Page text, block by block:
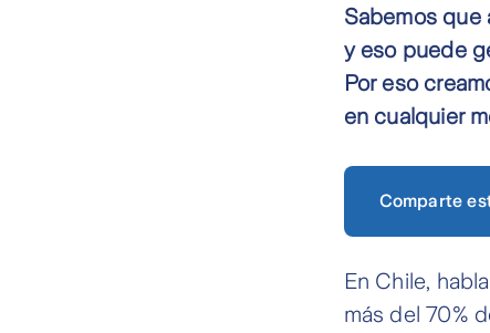
Sabemos que
y eso puede
Por eso
en cualquier
Comparte
En Chile,
más del 70%